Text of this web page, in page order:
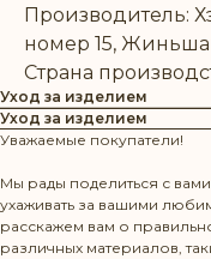
Производитель:
номер 15,
Страна
Уход за изделием
Уход за изделием
Уважаемые покупатели!
Мы рады поделиться с
ухаживать за вашими
расскажем вам о
различных материалов,